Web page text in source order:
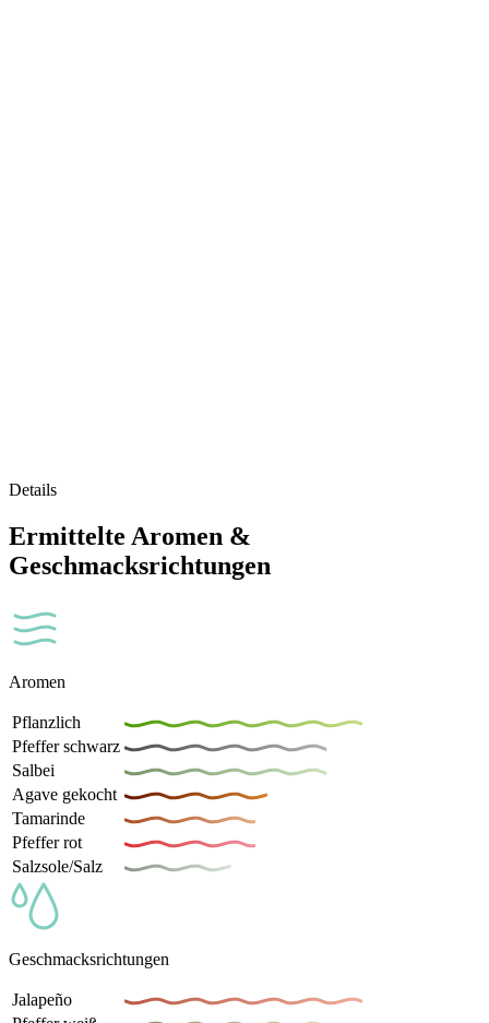
Details
Ermittelte Aromen &
Geschmacksrichtungen
Aromen
Pflanzlich
Pfeffer schwarz
Salbei
Agave gekocht
Tamarinde
Pfeffer rot
Salzsole/Salz
Geschmacksrichtungen
Jalapeño